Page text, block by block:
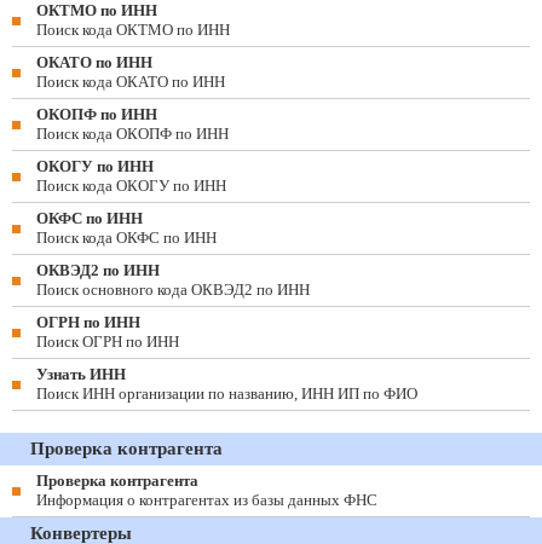
ОКТМО по ИНН
Поиск кода ОКТМО по ИНН
ОКАТО по ИНН
Поиск кода ОКАТО по ИНН
ОКОПФ по ИНН
Поиск кода ОКОПФ по ИНН
ОКОГУ по ИНН
Поиск кода ОКОГУ по ИНН
ОКФС по ИНН
Поиск кода ОКФС по ИНН
ОКВЭД2 по ИНН
Поиск основного кода ОКВЭД2 по ИНН
ОГРН по ИНН
Поиск ОГРН по ИНН
Узнать ИНН
Поиск ИНН организации по названию, ИНН ИП по ФИО
Проверка контрагента
Проверка контрагента
Информация о контрагентах из базы данных ФНС
Конвертеры